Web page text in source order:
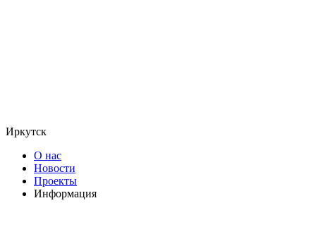
Иркутск
О нас
Новости
Проекты
Информация